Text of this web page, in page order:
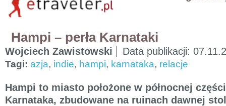
Hampi – perła Karnataki
Wojciech Zawistowski Data publikacji:
Tagi: azja, indie, hampi, karnataka, relacje
Hampi to miasto położone w północnej
Karnataka, zbudowane na ruinach dawnej